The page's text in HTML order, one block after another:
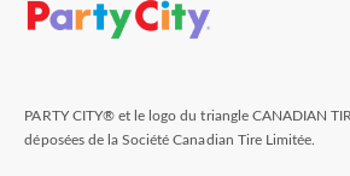
PARTY CITY® et le logo du triangle CANADIAN
déposées de la Société Canadian Tire Limitée.